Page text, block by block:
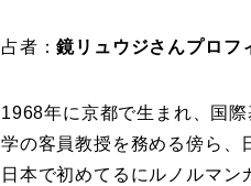
占者：鏡リュウジさんプロフ
1968年に京都で生まれ、国
学の客員教授を務める傍ら、
日本で初めてるにルノルマ